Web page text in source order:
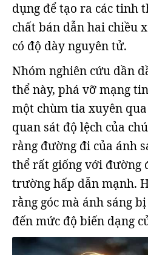
dụng để tạo ra các tinh
chất bán dẫn hai chiều
có độ dày nguyên tử.
Nhóm nghiên cứu dần
thể này, phá vỡ mạng
một chùm tia xuyên
quan sát độ lệch của
rằng đường đi của ánh
thể rất giống với đường
trường hấp dẫn mạnh.
rằng góc mà ánh sáng
đến mức độ biến dạng